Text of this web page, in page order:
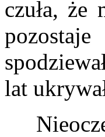
czuła, że
lat